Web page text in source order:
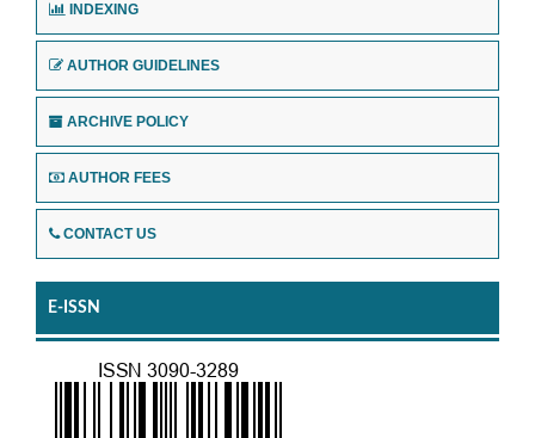
INDEXING
AUTHOR GUIDELINES
ARCHIVE POLICY
AUTHOR FEES
CONTACT US
E-ISSN